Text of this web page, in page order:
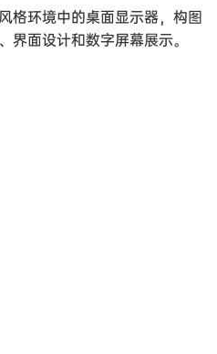
格环境中的桌面显示器，构图
界面设计和数字屏幕展示。